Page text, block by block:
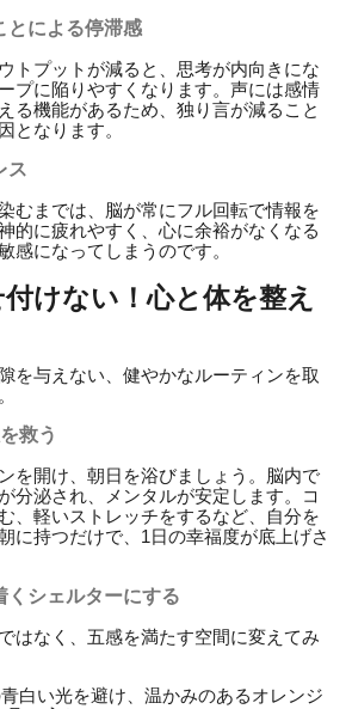
とによる停滞感
トプットが減ると、思考が内向きにな
プに陥りやすくなります。声には感情
る機能があるため、独り言が減ること
となります。
ス
むまでは、脳が常にフル回転で情報を
的に疲れやすく、心に余裕がなくなる
感になってしまうのです。
けない！心と体を整え
を与えない、健やかなルーティンを取
救う
を開け、朝日を浴びましょう。脳内で
分泌され、メンタルが安定します。コ
、軽いストレッチをするなど、自分を
に持つだけで、1日の幸福度が底上げさ
くシェルターにする
はなく、五感を満たす空間に変えてみ
白い光を避け、温かみのあるオレンジ